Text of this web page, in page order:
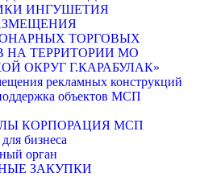
ИНГУШЕТИЯ
ТОРГОВЫХ
НА ТЕРРИТОРИИ МО
ОКРУГ Г.КАРАБУЛАК»
рекламных конструкций
объектов МСП
КОРПОРАЦИЯ МСП
бизнеса
орган
ЗАКУПКИ